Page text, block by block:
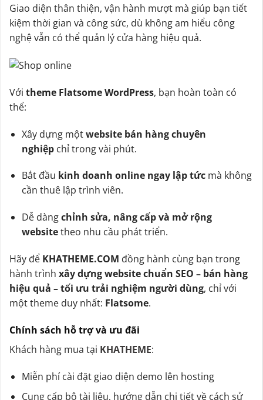
Giao diện thân thiện, vận hành mượt mà giúp bạn tiết
kiệm thời gian và công sức, dù không am hiểu công
nghệ vẫn có thể quản lý cửa hàng hiệu quả.
Với theme Flatsome WordPress, bạn hoàn toàn có
thể:
Xây dựng mộtwebsite bán hàng chuyên
nghiệpchỉ trong vài phút.
Bắt đầu kinh doanh online ngay lập tứcmà không
cần thuê lập trình viên.
Dễ dàngchỉnh sửa, nâng cấp và mở rộng
websitetheo nhu cầu phát triển.
Hãy để KHATHEME.COM đồng hành cùng bạn trong
hành trình xây dựng website chuẩn SEO – bán hàng
hiệu quả – tối ưu trải nghiệm người dùng, chỉ với
một theme duy nhất: Flatsome.
Chính sách hỗ trợ và ưu đãi
Khách hàng mua tại KHATHEME:
Miễn phí cài đặt giao diện demo lên hosting
Cung cấp bộ tài liệu, hướng dẫn chi tiết về cách sử